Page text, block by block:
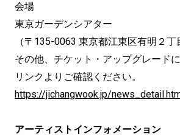
会場
東京ガーデンシアター
（〒135-0063 東京都江東区有明２丁
その他、チケット・アップグレード
リンクよりご確認ください。
https://jichangwook.jp/
アーティストインフォメーション